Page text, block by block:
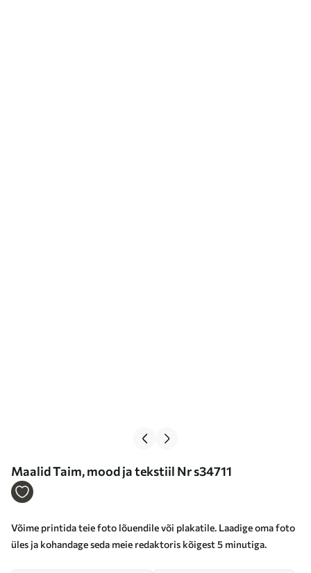
Maalid Taim, mood ja tekstiil Nr s34711
Võime printida teie foto lõuendile või plakatile. Laadige oma foto
üles ja kohandage seda meie redaktoris kõigest 5 minutiga.